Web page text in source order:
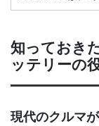
知っておき
ッテリーの
現代のクルマ